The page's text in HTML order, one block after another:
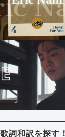
歌詞和訳を探す！